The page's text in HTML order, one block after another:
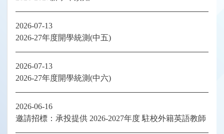
2026-07-13
2026-27年度開學統測(中五)
2026-07-13
2026-27年度開學統測(中六)
2026-06-16
邀請招標：承投提供 2026-2027年度 駐校外籍英語教師